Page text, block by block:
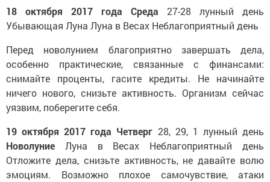
18 октября 2017 года
Среда
27-28 лунный день
Убывающая Луна Луна в Весах Неблагоприятный день
Перед новолунием благоприятно завершать дела,
особенно практические, связанные с финансами:
снимайте проценты, гасите кредиты. Не начинайте
ничего нового, снизьте активность. Организм сейчас
уязвим, поберегите себя.
19 октября 2017 года Четверг 28, 29, 1 лунный день
Новолуние
Луна в Весах Неблагоприятный день
Отложите дела, снизьте активность, не давайте волю
эмоциям. Возможно плохое самочувствие, атаки